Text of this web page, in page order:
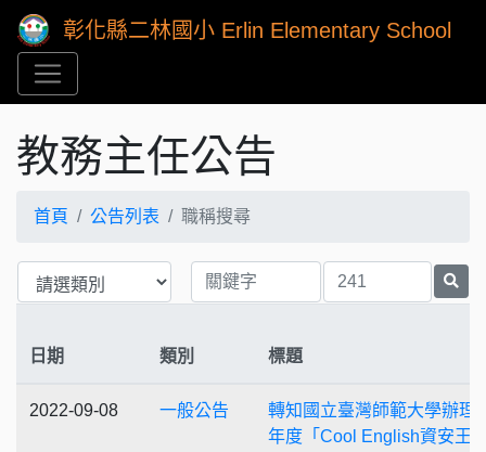
彰化縣二林國小 Erlin Elementary School
教務主任公告
首頁 公告列表 職稱搜尋
日期 類別 標題
2022-09-08 一般公告
轉知國立臺灣師範大學辦理
年度「Cool English資安王